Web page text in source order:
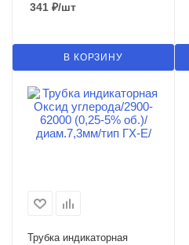
341 ₽/шт
В КОРЗИНУ
Трубка индикаторная